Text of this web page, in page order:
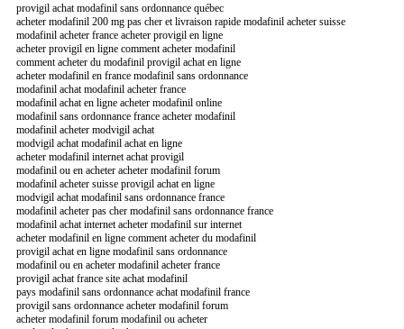
provigil achat modafinil sans ordonnance québec
acheter modafinil 200 mg pas cher et livraison rapide modafinil acheter suisse
modafinil acheter france acheter provigil en ligne
acheter provigil en ligne comment acheter modafinil
comment acheter du modafinil provigil achat en ligne
acheter modafinil en france modafinil sans ordonnance
modafinil achat modafinil acheter france
modafinil achat en ligne acheter modafinil online
modafinil sans ordonnance france acheter modafinil
modafinil acheter modvigil achat
modvigil achat modafinil achat en ligne
acheter modafinil internet achat provigil
modafinil ou en acheter acheter modafinil forum
modafinil acheter suisse provigil achat en ligne
modvigil achat modafinil sans ordonnance france
modafinil acheter pas cher modafinil sans ordonnance france
modafinil achat internet acheter modafinil sur internet
acheter modafinil en ligne comment acheter du modafinil
provigil achat en ligne modafinil sans ordonnance
modafinil ou en acheter modafinil acheter france
provigil achat france site achat modafinil
pays modafinil sans ordonnance achat modafinil france
provigil sans ordonnance acheter modafinil forum
acheter modafinil forum modafinil ou acheter